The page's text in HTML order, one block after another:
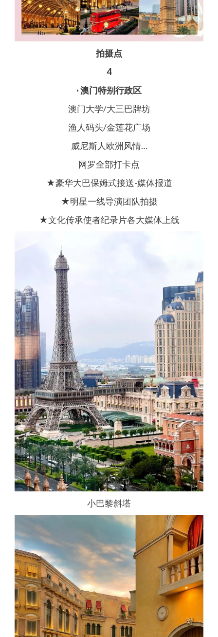
拍摄点
4
· 澳门特别行政区
澳门大学/大三巴牌坊
渔人码头/金莲花广场
威尼斯人欧洲风情…
网罗全部打卡点
★豪华大巴保姆式接送-媒体报道
★明星一线导演团队拍摄
★文化传承使者纪录片各大媒体上线
小巴黎斜塔